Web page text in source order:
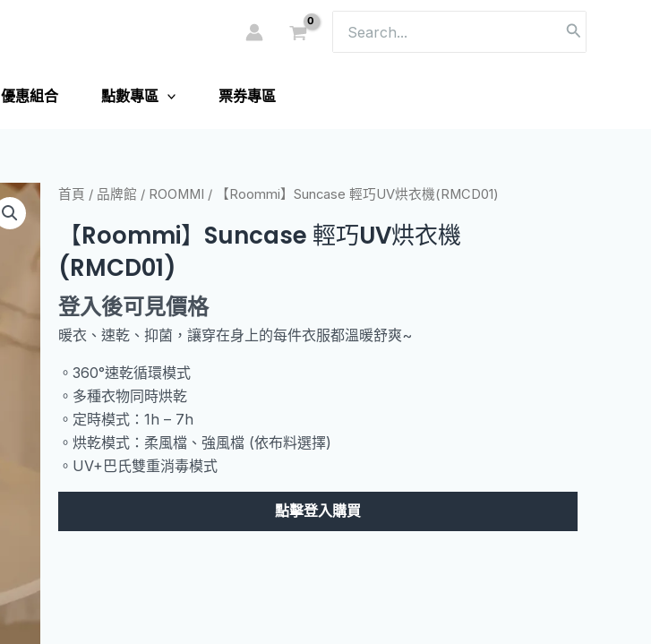
尋：
優惠組合 點數專區 票券專區
首頁 / 品牌館 / ROOMMI / 【Roommi】Suncase 輕巧UV烘衣機(RMCD01)
【Roommi】Suncase 輕巧UV烘衣機
(RMCD01)
登入後可見價格
暖衣、速乾、抑菌，讓穿在身上的每件衣服都溫暖舒爽~
。360°速乾循環模式
。多種衣物同時烘乾
。定時模式：1h – 7h
。烘乾模式：柔風檔、強風檔 (依布料選擇)
。UV+巴氏雙重消毒模式
點擊登入購買